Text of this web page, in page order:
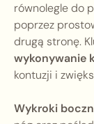
równolegle do
poprzez
drugą stronę.
wykonywanie
kontuzji i
Wykroki